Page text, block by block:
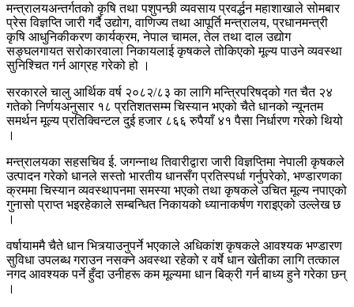
मन्त्रालयअन्तर्गतको कृषि तथा पशुपन्छी व्यवसाय प्रवर्द्धन महाशाखाले सोमबार
प्रेस विज्ञप्ति जारी गर्दै उद्योग, वाणिज्य तथा आपूर्ति मन्त्रालय, प्रधानमन्त्री
कृषि आधुनिकीकरण कार्यक्रम, नेपाल चामल, तेल तथा दाल उद्योग
सङ्घलगायत सरोकारवाला निकायलाई कृषकले तोकिएको मूल्य पाउने व्यवस्था
सुनिश्चित गर्न आग्रह गरेको हो ।
सरकारले चालु आर्थिक वर्ष २०८२/८३ का लागि मन्त्रिपरिषद्को गत चैत २४
गतेको निर्णयअनुसार १८ प्रतिशतसम्म चिस्यान भएको चैते धानको न्यूनतम
समर्थन मूल्य प्रतिक्विन्टल दुई हजार ८६६ रुपैयाँ ४१ पैसा निर्धारण गरेको थियो
।
मन्त्रालयका सहसचिव ई. जगन्नाथ तिवारीद्वारा जारी विज्ञप्तिमा नेपाली कृषकले
उत्पादन गरेको धानले सस्तो भारतीय धानसँग प्रतिस्पर्धा गर्नुपरेको, भण्डारणका
क्रममा चिस्यान व्यवस्थापनमा समस्या भएको तथा कृषकले उचित मूल्य नपाएको
गुनासो प्राप्त भइरहेकाले सम्बन्धित निकायको ध्यानाकर्षण गराइएको उल्लेख छ
।
वर्षायाममै चैते धान भित्र्याउनुपर्ने भएकाले अधिकांश कृषकले आवश्यक भण्डारण
सुविधा उपलब्ध गराउन नसक्ने अवस्था रहेको र वर्षे धान खेतीका लागि तत्काल
नगद आवश्यक पर्ने हुँदा उनीहरू कम मूल्यमा धान बिक्री गर्न बाध्य हुने गरेका छन्
।